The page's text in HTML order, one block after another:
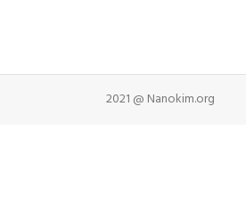
2021 @ Nanokim.org